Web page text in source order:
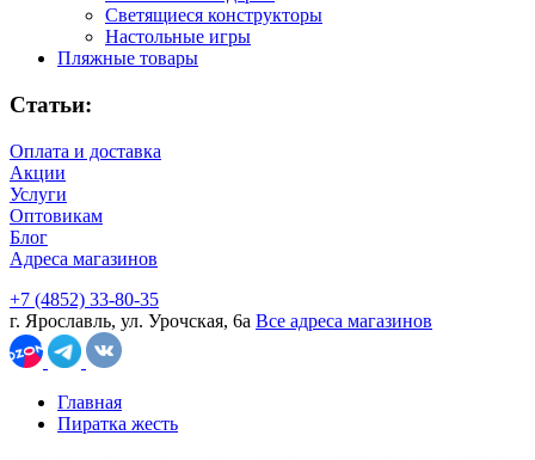
Светящиеся конструкторы
Настольные игры
Пляжные товары
Статьи:
Оплата и доставка
Акции
Услуги
Оптовикам
Блог
Адреса магазинов
+7 (4852) 33-80-35
г. Ярославль, ул. Урочская, 6а Все адреса магазинов
Главная
Пиратка жесть